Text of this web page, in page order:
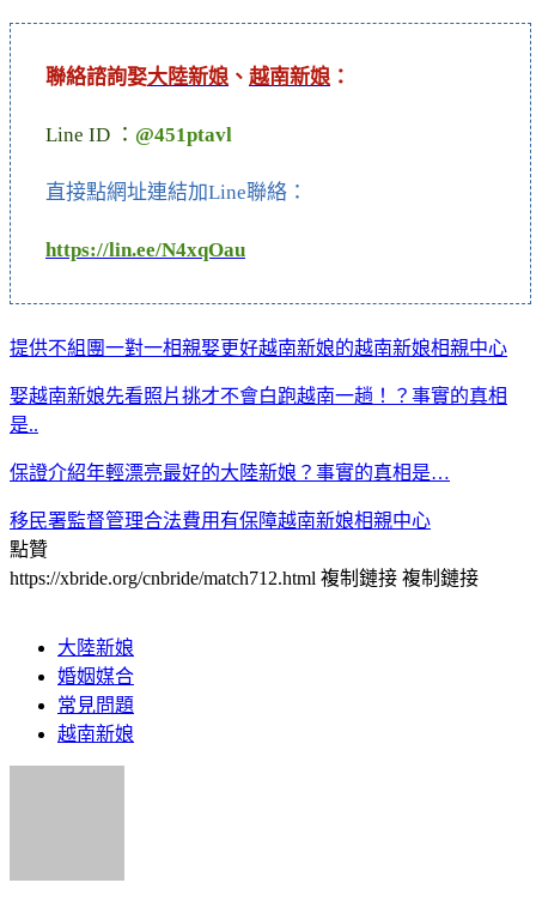
聯絡諮詢娶大陸新娘 、 越南新娘 ：
Line ID ： @451ptavl
直接點網址連結加Line聯絡：
https://lin.ee/N4xqOau
提供不組團一對一相親娶更好越南新娘的越南新娘相親中心
娶越南新娘先看照片挑才不會白跑越南一趟！？事實的真相
是..
保證介紹年輕漂亮最好的大陸新娘？事實的真相是…
移民署監督管理合法費用有保障越南新娘相親中心
點贊
https://xbride.org/cnbride/match712.html 複制鏈接 複制鏈接
大陸新娘
婚姻媒合
常見問題
越南新娘